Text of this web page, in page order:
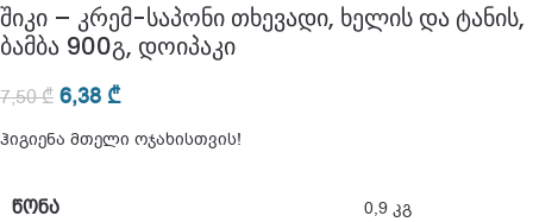
შიკი – კრემ-საპონი თხევადი, ხელის და ტანის,
ბამბა 900გ, დოიპაკი
7,50₾ 6,38 ₾
ჰიგიენა მთელი ოჯახისთვის!
ᲬᲝᲜᲐ 0,9 კგ